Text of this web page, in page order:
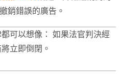
銷錯誤的廣告。
可以想像： 如果法官判決經
立即倒閉。